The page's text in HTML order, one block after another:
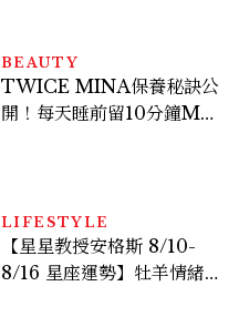
BEAUTY
TWICE MINA保養秘訣公
開！每天睡前留10分鐘ME
LIFESTYLE
【星星教授安格斯 8/10-
8/16 星座運勢】牡羊情緒